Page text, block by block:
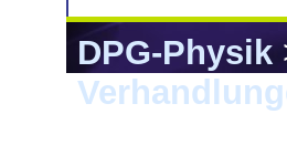
DPG-Physik